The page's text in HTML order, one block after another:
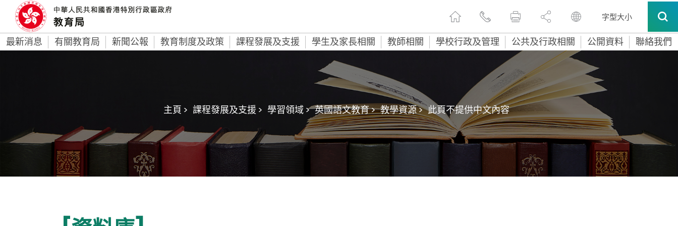
字型大小
最新消息 有關教育局 新聞公報 教育制度及政策 課程發展及支援 學生及家長相關 教師相關 學校行政及管理 公共及行政相關 公開資料 聯絡我們
主頁 > 課程發展及支援 > 學習領域 > 英國語文教育 > 教學資源 > 此頁不提供中文內容